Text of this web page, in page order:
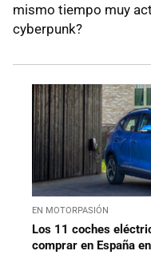
mismo tiempo muy
cyberpunk?
EN MOTORPASIÓN
Los 11 coches
comprar en España